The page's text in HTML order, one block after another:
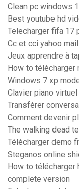
Clean pc windows
Best youtube hd
Telecharger fifa 17
Cc et cci yahoo mail
Jeux apprendre à
How to
Windows 7 xp
Clavier piano
Transférer
Comment devenir
The walking dead
Télécharger demo
Steganos online
How to
complete version